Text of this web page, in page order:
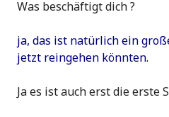
Was beschäftigt dich ?
ja, das ist natürlich ein
jetzt reingehen könnten.
Ja es ist auch erst die erste